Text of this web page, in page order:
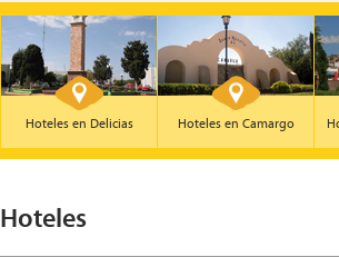
Hoteles en Delicias Hoteles en Camargo
Hoteles